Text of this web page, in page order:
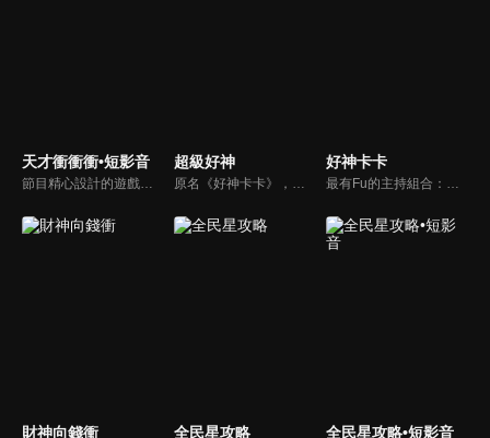
天才衝衝衝•短影音 超級好神 好神卡卡
財神向錢衝 全民星攻略 全民星攻略•短影音